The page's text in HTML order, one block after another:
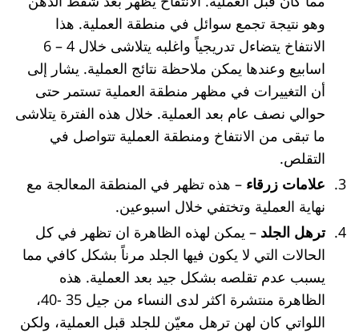
وهو نتيجة تجمع سوائل في منطقة العملية. هذا
الانتفاخ يتضاءل تدريجياً واغلبه يتلاشى خلال 4 – 6
اسابيع وعندها يمكن ملاحظة نتائج العملية. يشار إلى
أن التغييرات في مظهر منطقة العملية تستمر حتى
حوالي نصف عام بعد العملية. خلال هذه الفترة يتلاشى
ما تبقى من الانتفاخ ومنطقة العملية تتواصل في
التقلص.
علامات زرقاء – هذه تظهر في المنطقة المعالجة مع
نهاية العملية وتختفي خلال اسبوعين.
ترهل الجلد – يمكن لهذه الظاهرة ان تظهر في كل
الحالات التي لا يكون فيها الجلد مرناً بشكل كافي مما
يسبب عدم تقلصه بشكل جيد بعد العملية. هذه
الظاهرة منتشرة اكثر لدى النساء من جيل 35 -40،
اللواتي كان لهن ترهل معيّن للجلد قبل العملية، ولكن